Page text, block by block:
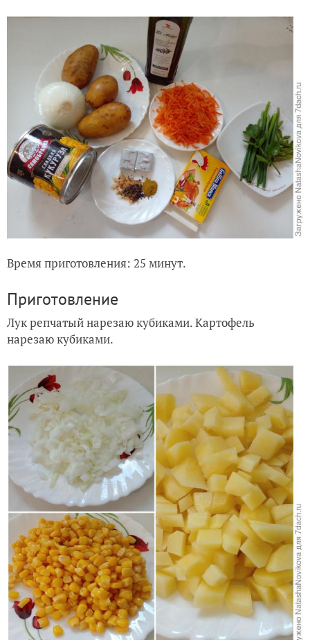
Время приготовления: 25 минут.
Приготовление
Лук репчатый нарезаю кубиками. Картофель
нарезаю кубиками.